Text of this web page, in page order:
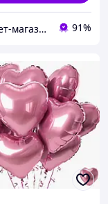
Інтернет-магазин "ЕXCLUSIVE" 91%